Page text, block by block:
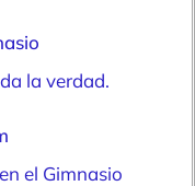
la verdad.
el Gimnasio